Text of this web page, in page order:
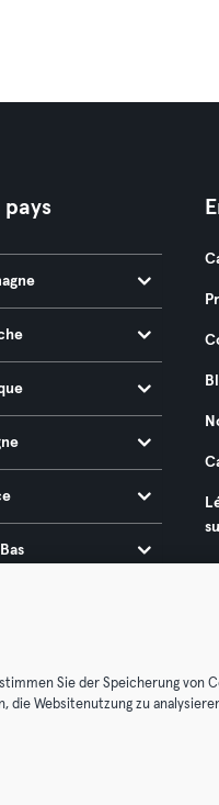
pays
Sie der Speicherung von
die Websitenutzung zu